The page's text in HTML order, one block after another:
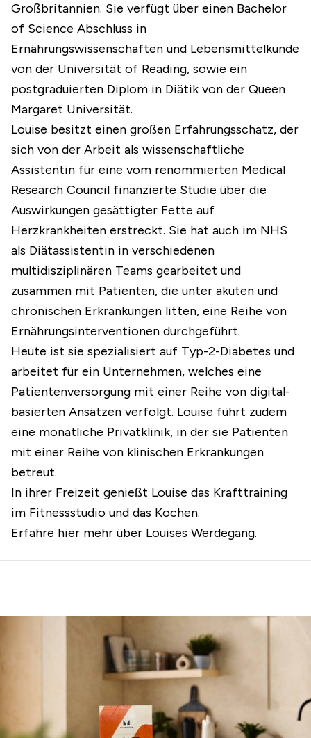
Großbritannien. Sie verfügt über einen Bachelor
of Science Abschluss in
Ernährungswissenschaften und Lebensmittelkunde
von der Universität of Reading, sowie ein
postgraduierten Diplom in Diätik von der Queen
Margaret Universität.
Louise besitzt einen großen Erfahrungsschatz, der
sich von der Arbeit als wissenschaftliche
Assistentin für eine vom renommierten Medical
Research Council finanzierte Studie über die
Auswirkungen gesättigter Fette auf
Herzkrankheiten erstreckt. Sie hat auch im NHS
als Diätassistentin in verschiedenen
multidisziplinären Teams gearbeitet und
zusammen mit Patienten, die unter akuten und
chronischen Erkrankungen litten, eine Reihe von
Ernährungsinterventionen durchgeführt.
Heute ist sie spezialisiert auf Typ-2-Diabetes und
arbeitet für ein Unternehmen, welches eine
Patientenversorgung mit einer Reihe von digital-
basierten Ansätzen verfolgt. Louise führt zudem
eine monatliche Privatklinik, in der sie Patienten
mit einer Reihe von klinischen Erkrankungen
betreut.
In ihrer Freizeit genießt Louise das Krafttraining
im Fitnessstudio und das Kochen.
Erfahre hier mehr über Louises Werdegang.